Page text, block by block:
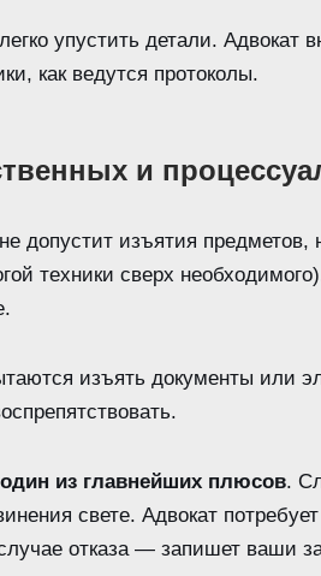
упустить детали. Адвокат
как ведутся протоколы.
и
допустит изъятия
техники сверх
изъять документы или
один из главнейших плюсов.
свете. Адвокат
отказа — запишет ваши